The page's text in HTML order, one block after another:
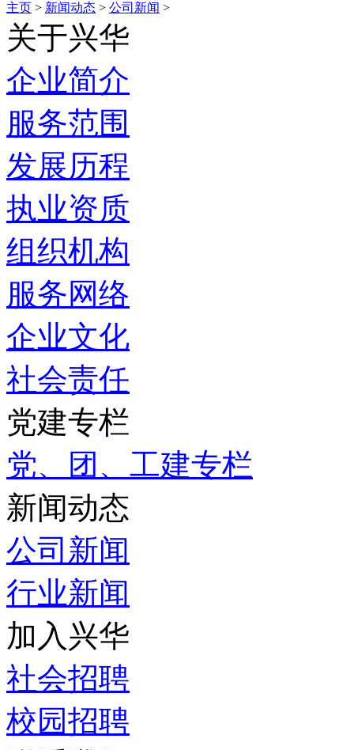
主页 > 新闻动态 > 公司新闻 >
关于兴华
企业简介
服务范围
发展历程
执业资质
组织机构
服务网络
企业文化
社会责任
党建专栏
党、团、工建专栏
新闻动态
公司新闻
行业新闻
加入兴华
社会招聘
校园招聘